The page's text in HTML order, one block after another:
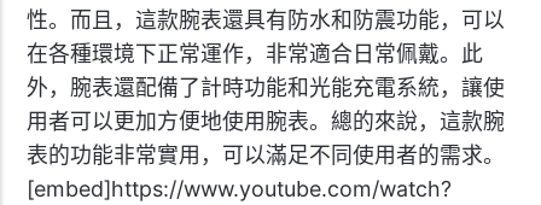
性。而且，這款腕表還具有防水和防震功能，可以
在各種環境下正常運作，非常適合日常佩戴。此
外，腕表還配備了計時功能和光能充電系統，讓使
用者可以更加方便地使用腕表。總的來說，這款腕
表的功能非常實用，可以滿足不同使用者的需求。
[embed]https://www.youtube.com/watch?